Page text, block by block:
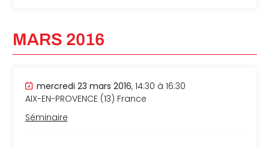
MARS 2016
mercredi 23 mars 2016, 14:30 à 16:30
AIX-EN-PROVENCE (13) France
Séminaire